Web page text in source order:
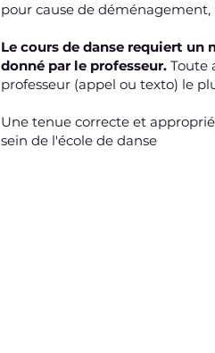
pour cause de
Le cours de danse requiert
donné par le professeur. Toute
professeur (appel ou texto) le
Une tenue correcte et
sein de l'école de danse